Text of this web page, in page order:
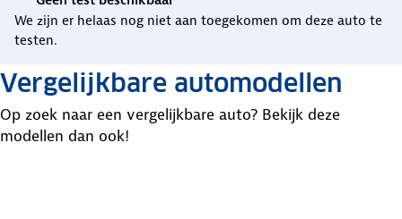
We zijn er helaas nog niet aan toegekomen om deze auto te
testen.
Vergelijkbare automodellen
Op zoek naar een vergelijkbare auto? Bekijk deze
modellen dan ook!